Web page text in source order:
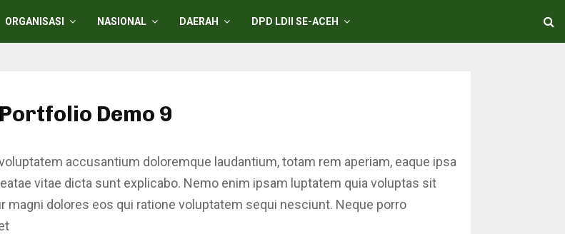
ORGANISASI NASIONAL DAERAH DPD LDII SE-ACEH
Portfolio Demo 9
accusantium doloremque laudantium, totam rem aperiam, eaque ipsa
vitae dicta sunt explicabo. Nemo enim ipsam luptatem quia voluptas sit
dolores eos qui ratione voluptatem sequi nesciunt. Neque porro